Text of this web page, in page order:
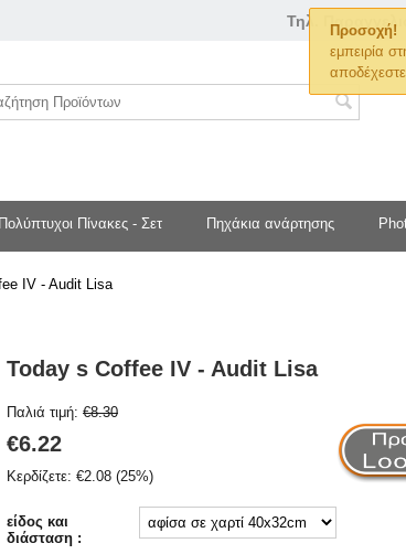
Προσοχή!
εμπειρία
Τηλ.
Πολύπτυχοι Πίνακες - Σετ Πηχάκια ανάρτησης
IV - Audit Lisa
Today s Coffee IV - Audit Lisa
Παλιά τιμή: €8.30
€6.22
Κερδίζετε: €2.08 (25%)
είδος και
διάσταση :